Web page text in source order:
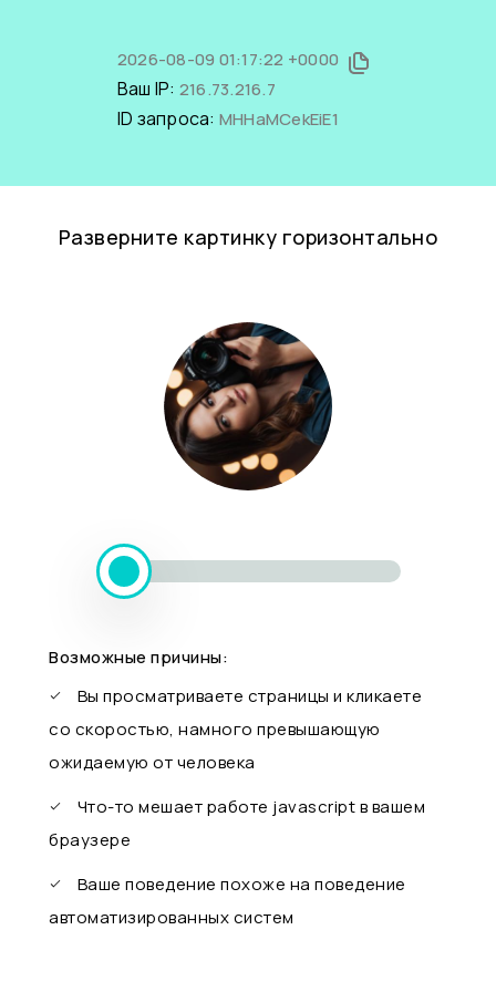
2026-08-09 01:17:22 +0000
Ваш IP: 216.73.216.7
ID запроса: MHHaMCekEiE1
Разверните картинку горизонтально
Возможные причины:
Вы просматриваете страницы и кликаете
со скоростью, намного превышающую
ожидаемую от человека
Что-то мешает работе javascript в вашем
браузере
Ваше поведение похоже на поведение
автоматизированных систем